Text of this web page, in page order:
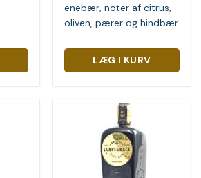
enebær, noter af citrus,
oliven, pærer og hindbær
LÆG I KURV